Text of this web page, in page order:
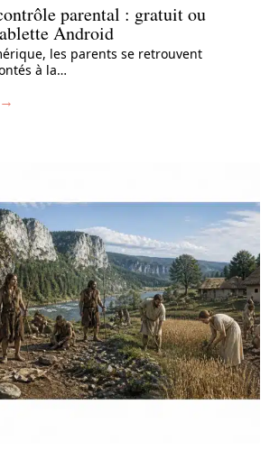
parental : gratuit ou
Android
les parents se retrouvent
à la…